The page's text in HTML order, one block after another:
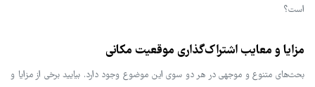
است؟
مزایا و معایب اشتراک‌گذاری موقعیت مکانی
بحث‌های متنوع و موجهی در هر دو سوی این موضوع وجود دارد. بیایید برخی از مزایا و